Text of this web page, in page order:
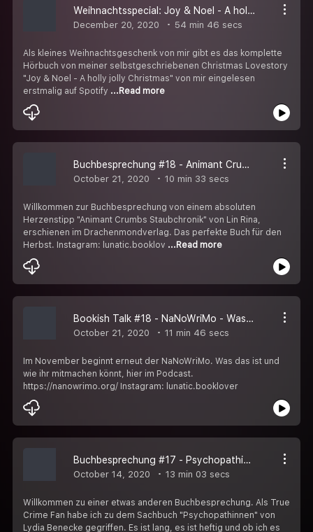
Weihnachtsspecial: Joy & Noel - A holly jolly Christmas (komplettes Hörbuch)
December 20, 2020 54 min 46 secs
Als kleines Weihnachtsgeschenk von mir gibt es das komplette
Hörbuch von meiner selbstgeschriebenen Christmas Lovestory
"Joy & Noel - A holly jolly Christmas" von mir eingelesen
erstmalig auf Spotify ...Read more
Buchbesprechung #18 - Animant Crumbs Staubchronik (Lin Rina)
October 21, 2020 10 min 33 secs
Willkommen zur Buchbesprechung von einem absoluten
Herzenstipp "Animant Crumbs Staubchronik" von Lin Rina,
erschienen im Drachenmondverlag. Das perfekte Buch für den
Herbst. Instagram: lunatic.booklov ...Read more
Bookish Talk #18 - NaNoWriMo - Was ist das?
October 21, 2020 11 min 46 secs
Im November beginnt erneut der NaNoWriMo. Was das ist und
wie ihr mitmachen könnt, hier im Podcast.
https://nanowrimo.org/ Instagram: lunatic.booklover
Buchbesprechung #17 - Psychopathinnen (Lydia Benecke)
October 14, 2020 13 min 03 secs
Willkommen zu einer etwas anderen Buchbesprechung. Als True
Crime Fan habe ich zu dem Sachbuch "Psychopathinnen" von
Lydia Benecke gegriffen. Es ist lang, es ist heftig und ob ich es